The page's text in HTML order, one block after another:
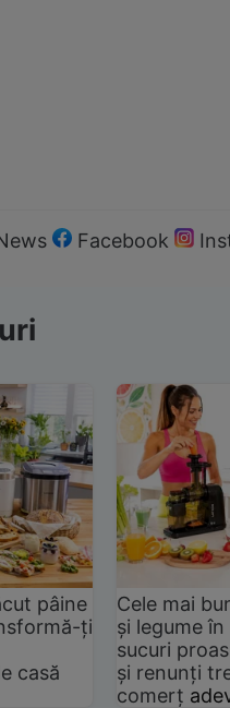
Facebook
pâine
ți
casă
Cele mai
și legume
sucuri
și renunți
comerț